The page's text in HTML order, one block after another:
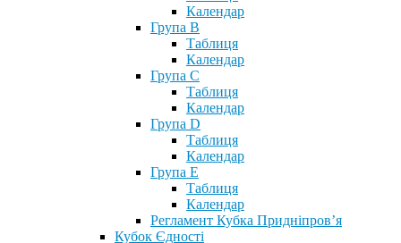
Календар
Група В
Таблиця
Календар
Група С
Таблиця
Календар
Група D
Таблиця
Календар
Група Е
Таблиця
Календар
Регламент Кубка Придніпров’я
Кубок Єдності